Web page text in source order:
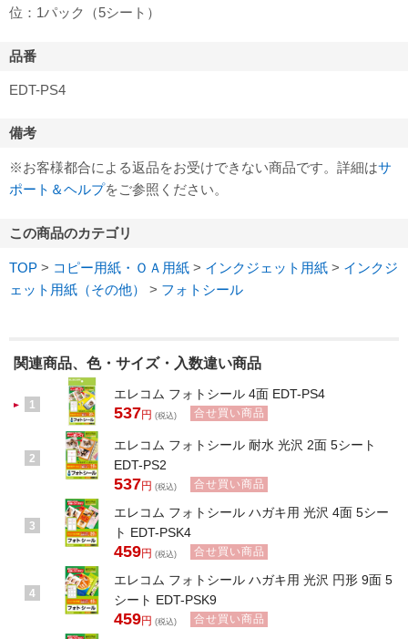
位：1パック（5シート）
品番
EDT-PS4
備考
※お客様都合による返品をお受けできない商品です。詳細はサ
ポート＆ヘルプをご参照ください。
この商品のカテゴリ
TOP > コピー用紙・ＯＡ用紙 > インクジェット用紙 > インクジ
ェット用紙（その他）
> フォトシール
関連商品、色・サイズ・入数違い商品
1
エレコム フォトシール 4面 EDT-PS4
537円 (税込) 合せ買い商品
2
エレコム フォトシール 耐水 光沢 2面 5シート
EDT-PS2
537円 (税込) 合せ買い商品
3
エレコム フォトシール ハガキ用 光沢 4面 5シー
ト EDT-PSK4
459円 (税込) 合せ買い商品
4
エレコム フォトシール ハガキ用 光沢 円形 9面 5
シート EDT-PSK9
459円 (税込) 合せ買い商品